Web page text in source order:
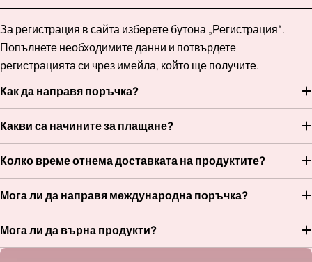
За регистрация в сайта изберете бутона „Регистрация“.
Попълнете необходимите данни и потвърдете
регистрацията си чрез имейла, който ще получите.
Как да направя поръчка?
Какви са начините за плащане?
Колко време отнема доставката на продуктите?
Мога ли да направя международна поръчка?
Мога ли да върна продукти?